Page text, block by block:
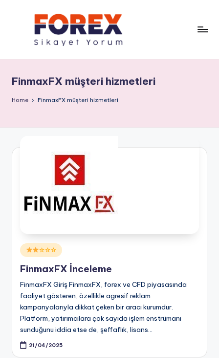
FinmaxFX müşteri hizmetleri
Home FinmaxFX müşteri hizmetleri
Posted
in
☆☆☆
FinmaxFX İnceleme
FinmaxFX Giriş FinmaxFX, forex ve CFD piyasasında
faaliyet gösteren, özellikle agresif reklam
kampanyalarıyla dikkat çeken bir aracı kurumdur.
Platform, yatırımcılara çok sayıda işlem enstrümanı
sunduğunu iddia etse de, şeffaflık, lisans…
21/04/2025